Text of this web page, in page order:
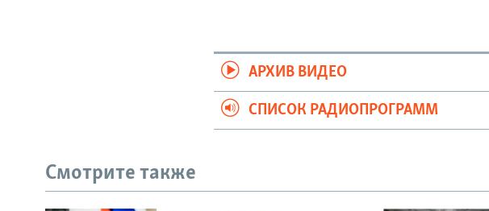
АРХИВ ВИДЕО
СПИСОК РАДИОПРОГРАММ
Смотрите также